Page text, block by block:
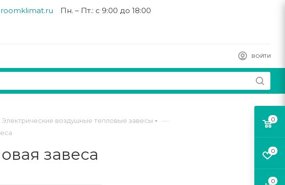
Пн. – Пт.: с 9:00 до 18:00
ВОЙТИ
Электрические воздушные тепловые завесы —
завеса
0
0
0